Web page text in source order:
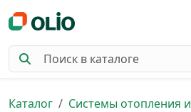
Каталог
Системы отопления